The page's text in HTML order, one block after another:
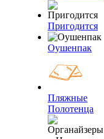
Пригодится
Оушенпак
Пляжные
Полотенца